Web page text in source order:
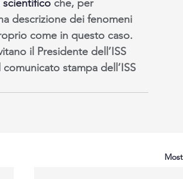
che, per
descrizione dei fenomeni
come in questo caso.
il Presidente dell’ISS
stampa dell’ISS